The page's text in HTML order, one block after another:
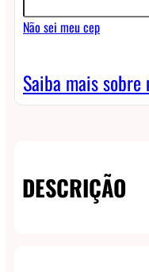
Fresh
Mint
quantidade
Não sei meu cep
Saiba mais
DESCRIÇÃO